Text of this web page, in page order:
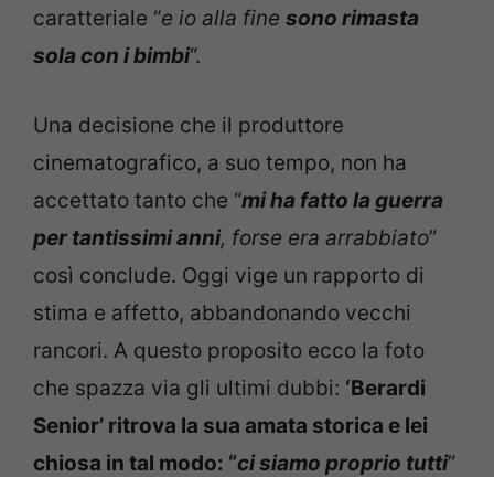
caratteriale “e io alla fine sono rimasta
sola con i bimbi“.
Una decisione che il produttore
cinematografico, a suo tempo, non ha
accettato tanto che “mi ha fatto la guerra
per tantissimi anni, forse era arrabbiato”
così conclude. Oggi vige un rapporto di
stima e affetto, abbandonando vecchi
rancori. A questo proposito ecco la foto
che spazza via gli ultimi dubbi: ‘Berardi
Senior’ ritrova la sua amata storica e lei
chiosa in tal modo: “ci siamo proprio tutti”